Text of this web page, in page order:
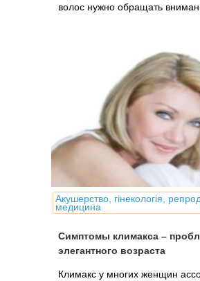
волос нужно обращать
Акушерство, гінекологія,
медицина
Симптомы климакса –
элегантного возраста
Климакс у многих женщин